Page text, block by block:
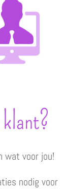
wat voor jou!
nodig voor